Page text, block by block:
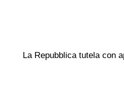
La Repubblica tutela con